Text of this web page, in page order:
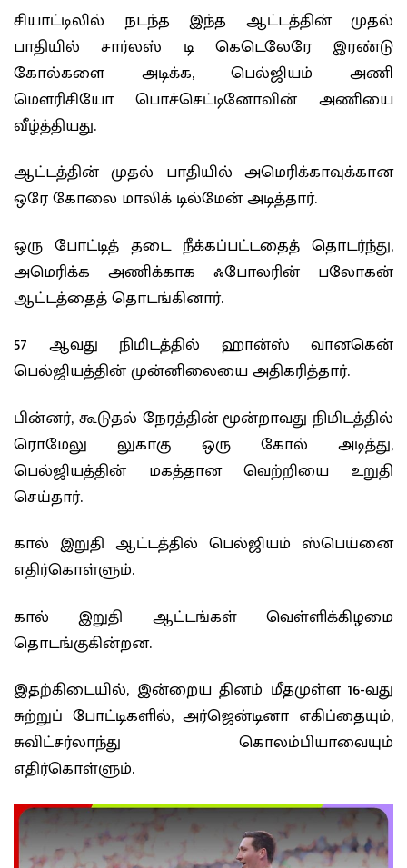
சியாட்டிலில் நடந்த இந்த ஆட்டத்தின் முதல்
பாதியில் சார்லஸ் டி கெடெலேரே இரண்டு
கோல்களை அடிக்க, பெல்ஜியம் அணி
மௌரிசியோ பொச்செட்டினோவின் அணியை
வீழ்த்தியது.
ஆட்டத்தின் முதல் பாதியில் அமெரிக்காவுக்கான
ஒரே கோலை மாலிக் டில்மேன் அடித்தார்.
ஒரு போட்டித் தடை நீக்கப்பட்டதைத் தொடர்ந்து,
அமெரிக்க அணிக்காக ஃபோலரின் பலோகன்
ஆட்டத்தைத் தொடங்கினார்.
57 ஆவது நிமிடத்தில் ஹான்ஸ் வானகென்
பெல்ஜியத்தின் முன்னிலையை அதிகரித்தார்.
பின்னர், கூடுதல் நேரத்தின் மூன்றாவது நிமிடத்தில்
ரொமேலு லுகாகு ஒரு கோல் அடித்து,
பெல்ஜியத்தின் மகத்தான வெற்றியை உறுதி
செய்தார்.
கால் இறுதி ஆட்டத்தில் பெல்ஜியம் ஸ்பெய்னை
எதிர்கொள்ளும்.
கால் இறுதி ஆட்டங்கள் வெள்ளிக்கிழமை
தொடங்குகின்றன.
இதற்கிடையில், இன்றைய தினம் மீதமுள்ள 16-வது
சுற்றுப் போட்டிகளில், அர்ஜென்டினா எகிப்தையும்,
சுவிட்சர்லாந்து கொலம்பியாவையும்
எதிர்கொள்ளும்.